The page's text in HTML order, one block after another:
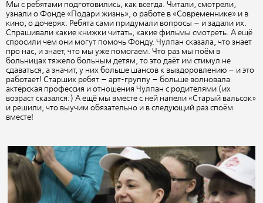
Мы с ребятами подготовились, как всегда. Читали, смотрели,
узнали о Фонде «Подари жизнь», о работе в «Современнике» и в
кино, о дочерях. Ребята сами придумали вопросы – и задали их.
Спрашивали какие книжки читать, какие фильмы смотреть. А ещё
спросили чем они могут помочь Фонду. Чулпан сказала, что знает
про нас, и знает, что мы уже помогаем. Что раз мы поём в
больницах тяжело больным детям, то это даёт им стимул не
сдаваться, а значит, у них больше шансов к выздоровлению – и это
работает! Старших ребят – арт-группу – больше волновала
актёрская профессия и отношения Чулпан с родителями (их
возраст сказался:) А ещё мы вместе с ней напели «Старый вальсок»
и решили, что выучим обязательно и в следующий раз споём
вместе!